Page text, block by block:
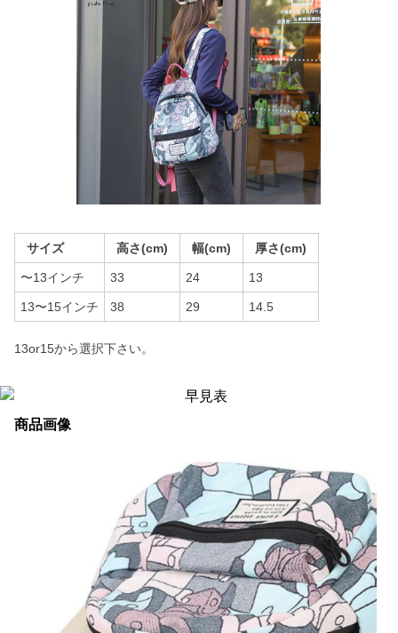
サイズ 高さ(cm) 幅(cm) 厚さ(cm)
〜13インチ 33 24 13
13〜15インチ 38 29 14.5
13or15から選択下さい。
商品画像